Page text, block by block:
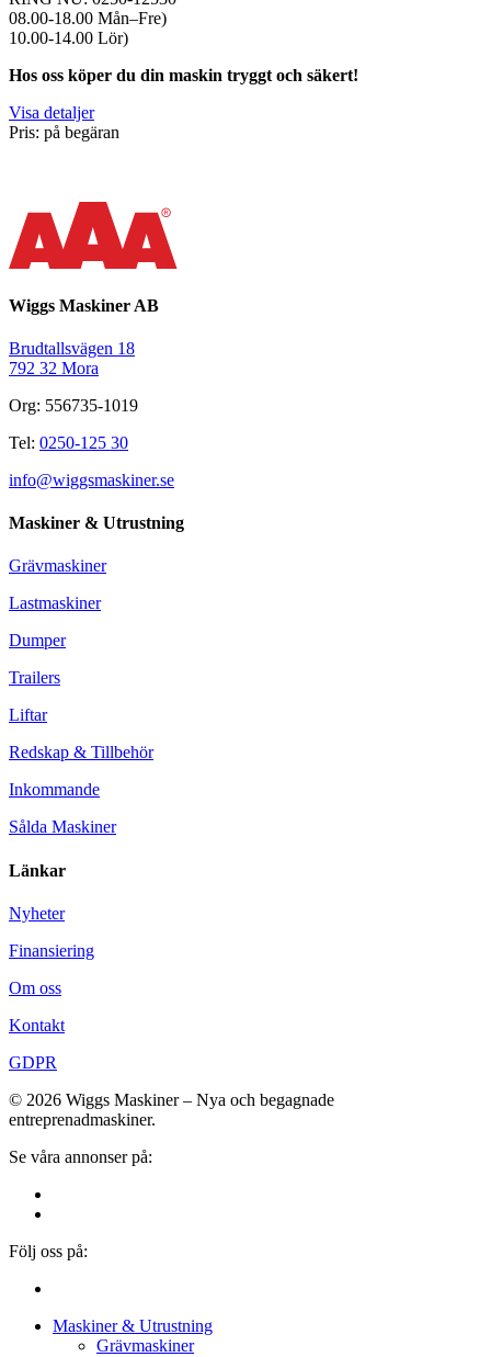
08.00-18.00 Mån–Fre)
10.00-14.00 Lör)
Hos oss köper du din maskin tryggt och säkert!
Visa detaljer
Pris: på begäran
Wiggs Maskiner AB
Brudtallsvägen 18
792 32 Mora
Org: 556735-1019
Tel: 0250-125 30
info@wiggsmaskiner.se
Maskiner & Utrustning
Grävmaskiner
Lastmaskiner
Dumper
Trailers
Liftar
Redskap & Tillbehör
Inkommande
Sålda Maskiner
Länkar
Nyheter
Finansiering
Om oss
Kontakt
GDPR
© 2026 Wiggs Maskiner – Nya och begagnade
entreprenadmaskiner.
Se våra annonser på:
Följ oss på:
Close
Maskiner & Utrustning
Grävmaskiner